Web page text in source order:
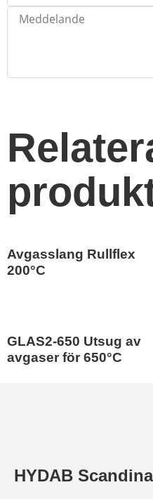
Avgasslang Rullflex
200°C
GLAS2-650 Utsug av
avgaser för 650°C
HYDAB